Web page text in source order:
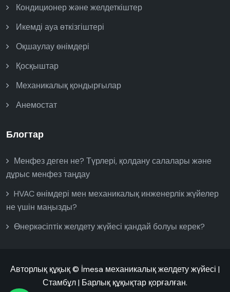
Кондиционер және желдеткіштер
Икемді ауа өткізгіштері
Оқшаулау өнімдері
Қосқыштар
Механикалық қондырғылар
Анемостат
Блогтар
Менфез деген не? Түрлері, қолдану салалары және
дұрыс менфез таңдау
HVAC өнімдері мен механикалық инженерлік жүйелер
не үшін маңызды?
Өнеркәсіптік желдету жүйесі қандай болуы керек?
Авторлық құқық © İmesa механикалық желдету жүйесі |
Стамбұл | Барлық құқықтар қорғалған.